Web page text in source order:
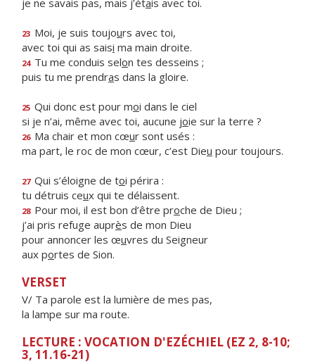
je ne savais pas, mais j’étais avec toi.
23 Moi, je suis toujours avec toi,
avec toi qui as saisi ma main droite.
24 Tu me conduis selon tes desseins ;
puis tu me prendras dans la gloire.
25 Qui donc est pour moi dans le ciel
si je n’ai, même avec toi, aucune joie sur la terre ?
26 Ma chair et mon cœur sont usés :
ma part, le roc de mon cœur, c’est Dieu pour toujours.
27 Qui s’éloigne de toi périra :
tu détruis ceux qui te délaissent.
28 Pour moi, il est bon d’être proche de Dieu ;
j’ai pris refuge auprès de mon Dieu
pour annoncer les œuvres du Seigneur
aux portes de Sion.
VERSET
V/ Ta parole est la lumière de mes pas,
la lampe sur ma route.
LECTURE : VOCATION D'EZÉCHIEL (EZ 2, 8-10;
3, 11.16-21)